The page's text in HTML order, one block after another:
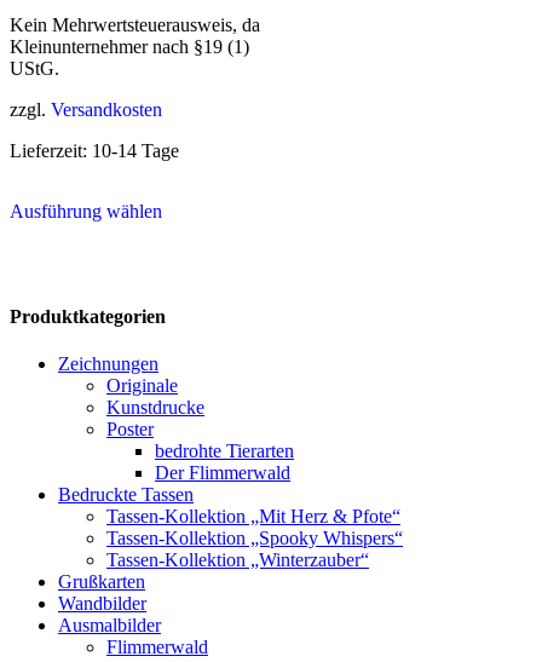
Kein Mehrwertsteuerausweis, da
Kleinunternehmer nach §19 (1)
UStG.
zzgl. Versandkosten
Lieferzeit: 10-14 Tage
Ausführung wählenProdukt
Die
auf
der
gewählt
werden
Produktkategorien
Zeichnungen
Originale
Kunstdrucke
Poster
bedrohte Tierarten
Der Flimmerwald
Bedruckte Tassen
Tassen-Kollektion „Mit Herz & Pfote“
Tassen-Kollektion „Spooky Whispers“
Tassen-Kollektion „Winterzauber“
Grußkarten
Wandbilder
Ausmalbilder
Flimmerwald